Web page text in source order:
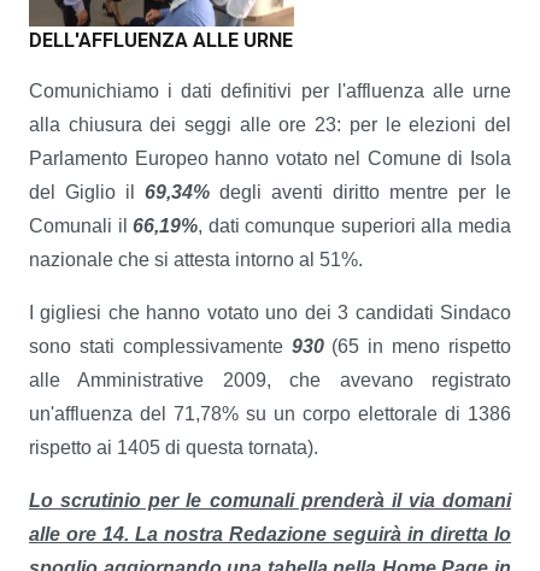
DELL'AFFLUENZA ALLE URNE
Comunichiamo i dati definitivi per l'affluenza alle urne
alla chiusura dei seggi alle ore 23: per le elezioni del
Parlamento Europeo hanno votato nel Comune di Isola
del Giglio il 69,34% degli aventi diritto mentre per le
Comunali il66,19%, dati comunque superiori alla media
nazionale che si attesta intorno al 51%.
I gigliesi che hanno votato uno dei 3 candidati Sindaco
sono stati complessivamente 930(65 in meno rispetto
alle Amministrative 2009, che avevano registrato
un'affluenza del 71,78% su un corpo elettorale di 1386
rispetto ai 1405 di questa tornata).
Lo scrutinio per le comunali prenderà il via domani
alle ore 14. La nostra Redazione seguirà in diretta lo